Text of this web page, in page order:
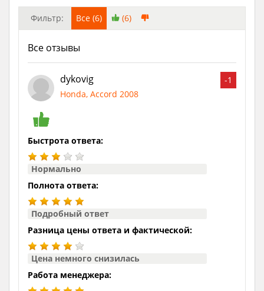
Фильтр: Все (6) (6)
Все отзывы
-1
dykovig
Honda, Accord 2008
Быстрота ответа:
Нормально
Полнота ответа:
Подробный ответ
Разница цены ответа и фактической:
Цена немного снизилась
Работа менеджера: